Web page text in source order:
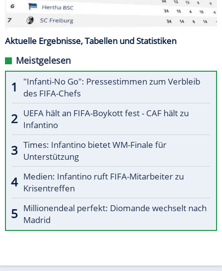
Aktuelle Ergebnisse, Tabellen und Statistiken
Meistgelesen
"Infanti-No Go": Pressestimmen zum Verbleib
des FIFA-Chefs
UEFA hält an FIFA-Boykott fest - CAF hält zu
Infantino
Times: Infantino bietet WM-Finale für
Unterstützung
Medien: Infantino ruft FIFA-Mitarbeiter zu
Krisentreffen
Millionendeal perfekt: Diomande wechselt nach
Madrid